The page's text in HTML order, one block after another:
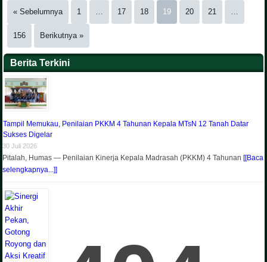
« Sebelumnya 1 17 18 19 20 21
156 Berikutnya »
Berita Terkini
Tampil Memukau, Penilaian PKKM 4 Tahunan Kepala MTsN 12 Tanah Datar
Sukses Digelar
30 Juli 2026
Pitalah, Humas — Penilaian Kinerja Kepala Madrasah (PKKM) 4 Tahunan [[Baca
selengkapnya...]]